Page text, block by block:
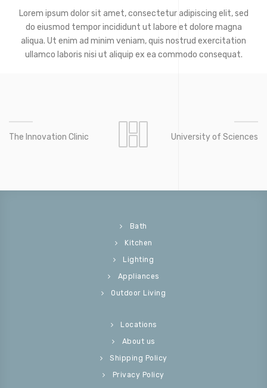
Lorem ipsum dolor sit amet, consectetur adipiscing elit, sed
do eiusmod tempor incididunt ut labore et dolore magna
aliqua. Ut enim ad minim veniam, quis nostrud exercitation
ullamco laboris nisi ut aliquip ex ea commodo consequat.
The Innovation Clinic University of Sciences
Bath
Kitchen
Lighting
Appliances
Outdoor Living
Locations
About us
Shipping Policy
Privacy Policy